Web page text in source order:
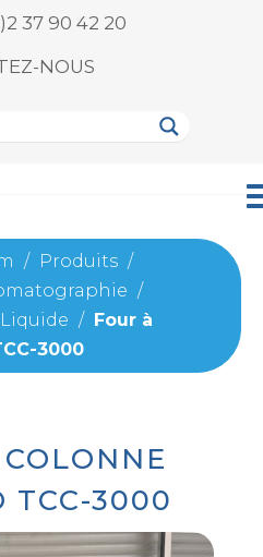
37 90 42 20
NOUS
/ Produits /
/
/
Four à
3000
TCC-3000